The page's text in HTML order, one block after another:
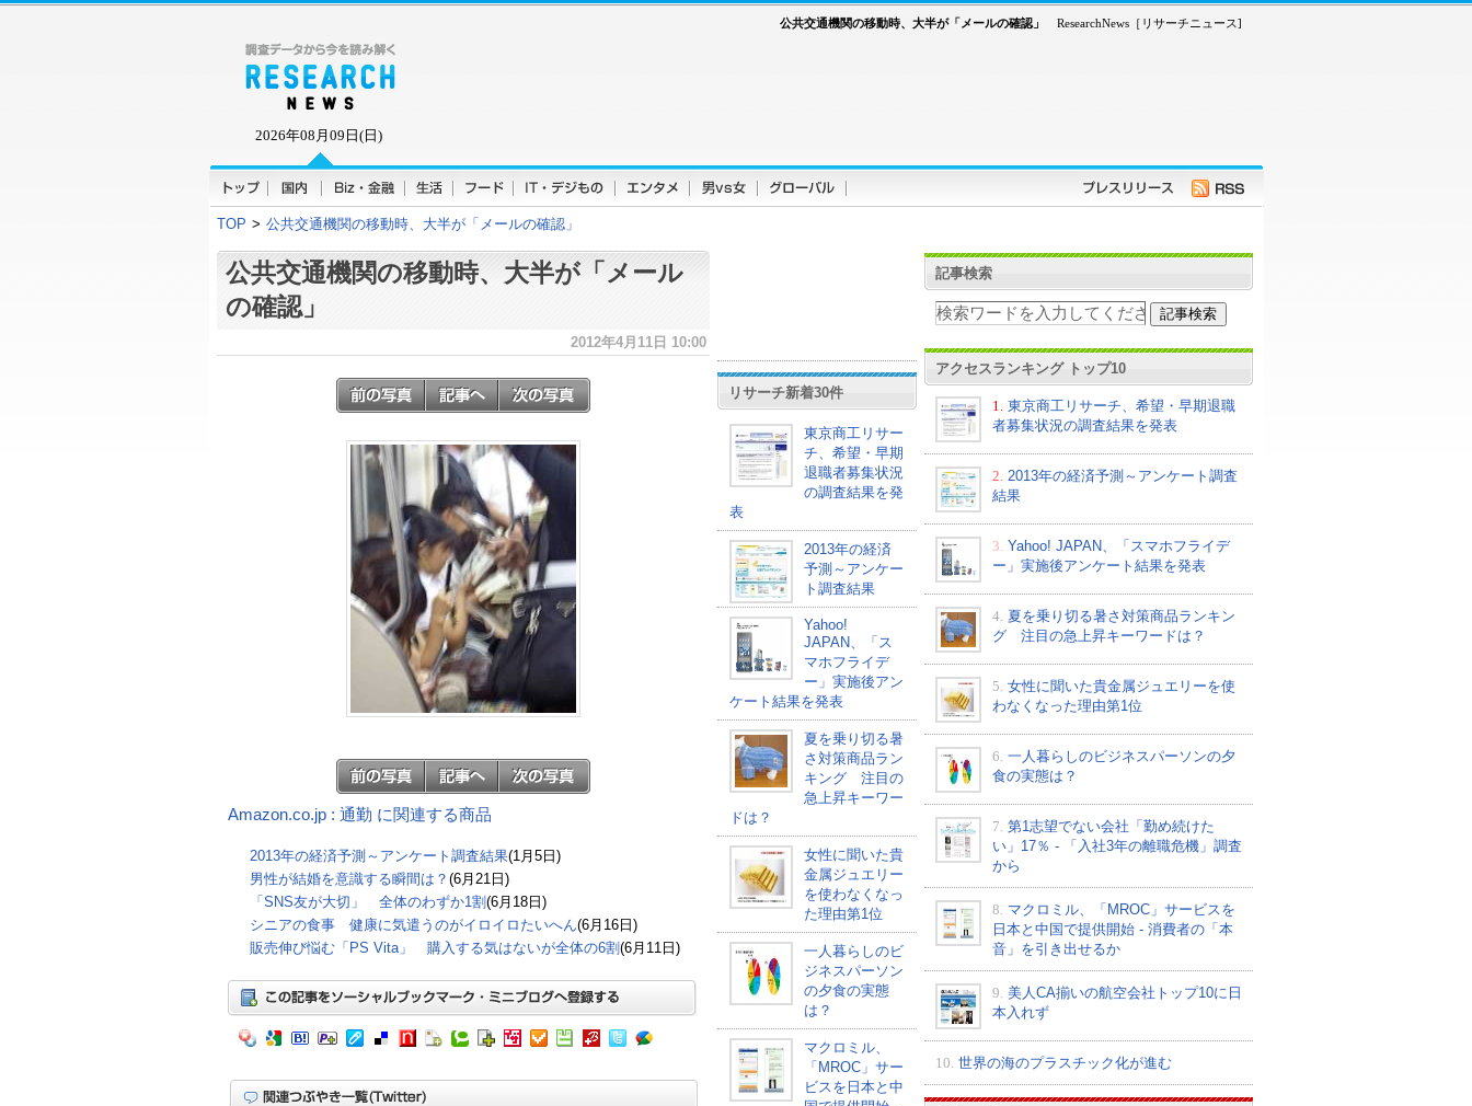
2026年08月09日(日)
ResearchNews［リサーチニュース]
公共交通機関の移動時、大半が「メールの確認」
TOP > 公共交通機関の移動時、大半が「メールの確認」
公共交通機関の移動時、大半が「メール
の確認」
2012年4月11日 10:00
Amazon.co.jp : 通勤 に関連する商品
2013年の経済予測～アンケート調査結果(1月5日)
男性が結婚を意識する瞬間は？ (6月21日)
「SNS友が大切」 全体のわずか1割(6月18日)
シニアの食事 健康に気遣うのがイロイロたいへん(6月16日)
販売伸び悩む「PS Vita」 購入する気はないが全体の6割(6月11日)
リサーチ新着30件
東京商工リサー
チ、希望・早期
退職者募集状況
の調査結果を発
表
2013年の経済
予測～アンケー
ト調査結果
Yahoo!
JAPAN、「ス
マホフライデ
ー」実施後アン
ケート結果を発表
夏を乗り切る暑
さ対策商品ラン
キング 注目の
急上昇キーワー
ドは？
女性に聞いた貴
金属ジュエリー
を使わなくなっ
た理由第1位
一人暮らしのビ
ジネスパーソン
の夕食の実態
は？
マクロミル、
「MROC」サー
ビスを日本と中
記事検索
アクセスランキング トップ10
1.
東京商工リサーチ、希望・早期退職
者募集状況の調査結果を発表
2. 2013年の経済予測～アンケート調査
結果
3. Yahoo! JAPAN、「スマホフライデ
ー」実施後アンケート結果を発表
4. 夏を乗り切る暑さ対策商品ランキン
グ 注目の急上昇キーワードは？
5. 女性に聞いた貴金属ジュエリーを使
わなくなった理由第1位
6. 一人暮らしのビジネスパーソンの夕
食の実態は？
7. 第1志望でない会社「勤め続けた
い」17％ - 「入社3年の離職危機」調査
から
8. マクロミル、「MROC」サービスを
日本と中国で提供開始 - 消費者の「本
音」を引き出せるか
9. 美人CA揃いの航空会社トップ10に日
本入れず
10. 世界の海のプラスチック化が進む